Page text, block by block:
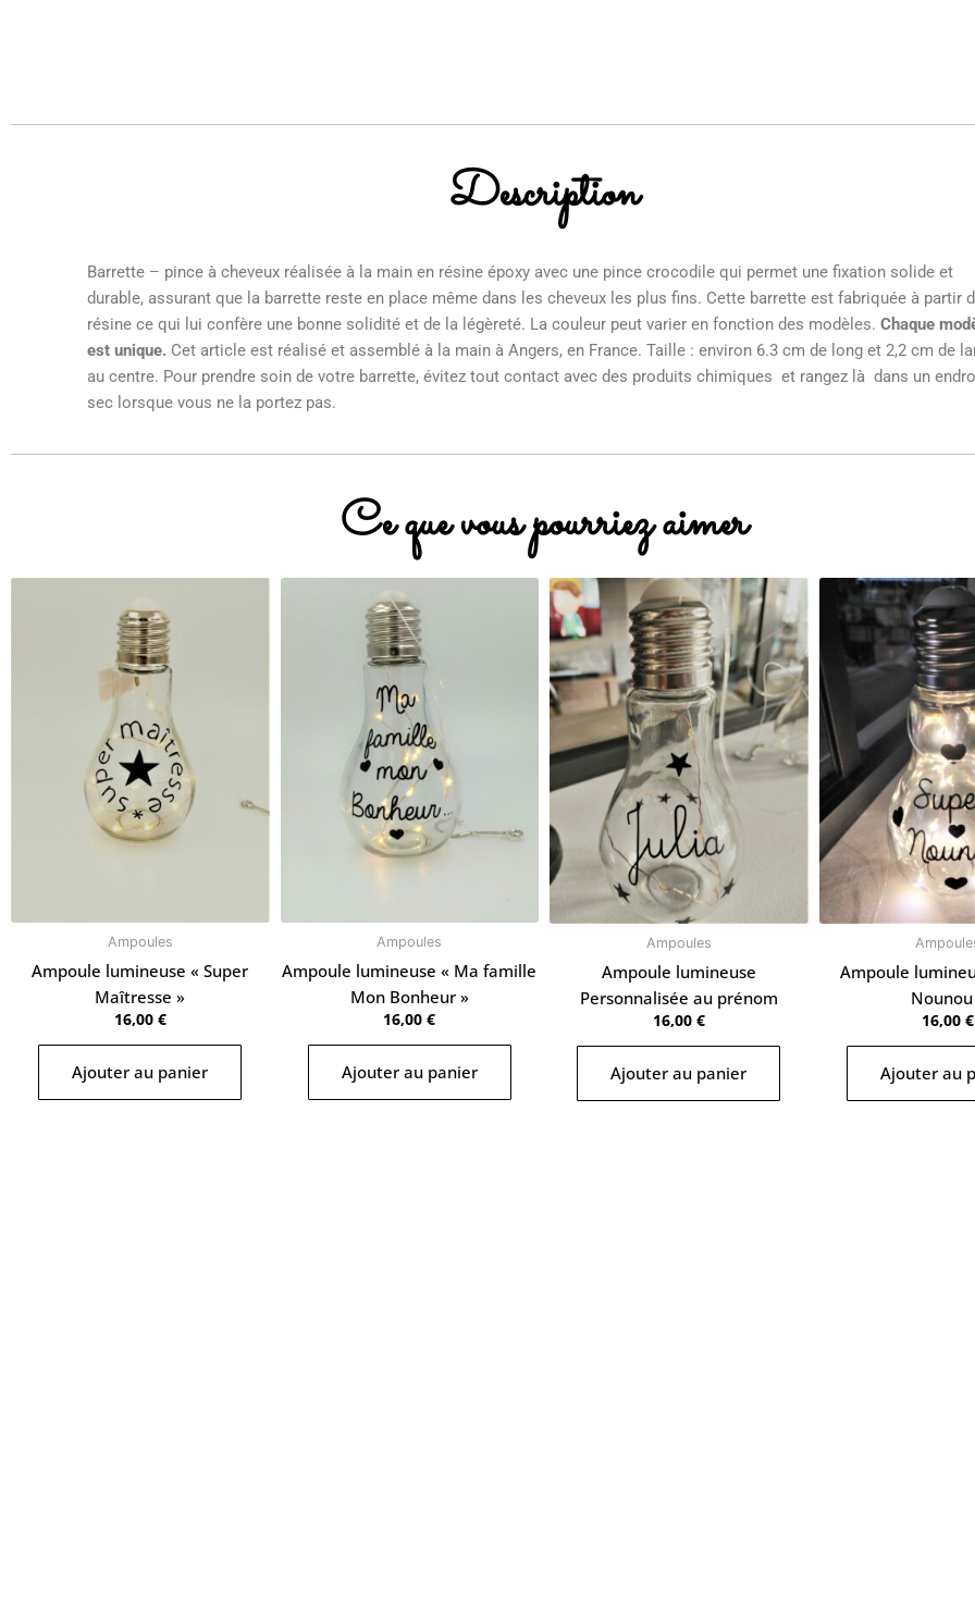
Description
Barrette – pince à cheveux réalisée à la main en résine époxy avec une pince crocodile qui permet une fixation solide et
durable, assurant que la barrette reste en place même dans les cheveux les plus fins. Cette barrette est fabriquée à partir
résine ce qui lui confère une bonne solidité et de la légèreté. La couleur peut varier en fonction des modèles. Chaque
est unique. Cet article est réalisé et assemblé à la main à Angers, en France. Taille : environ 6.3 cm de long et 2,2 cm de
au centre. Pour prendre soin de votre barrette, évitez tout contact avec des produits chimiques et rangez là dans un
sec lorsque vous ne la portez pas.
Ce que vous pourriez aimer
Ampoules
Ampoule lumineuse « Super
Maîtresse »
16,00 €
Ajouter au panier
Ampoules
Ampoule lumineuse « Ma famille
Mon Bonheur »
16,00€
Ajouter au panier
Ampoules
Ampoule lumineuse
Personnalisée au prénom
16,00 €
Ajouter au panier
Ampoule
Nounou
16,00€
Ajouter au